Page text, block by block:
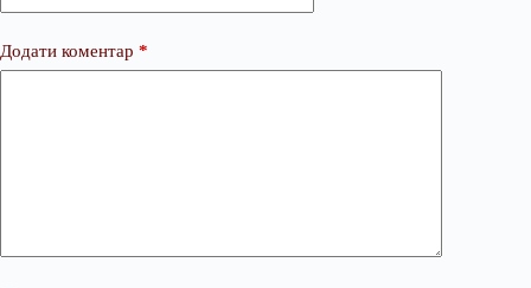
Додати коментар *